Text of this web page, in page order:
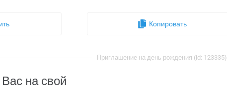
Копировать
Приглашение на день рождения (id: 123335)
на свой